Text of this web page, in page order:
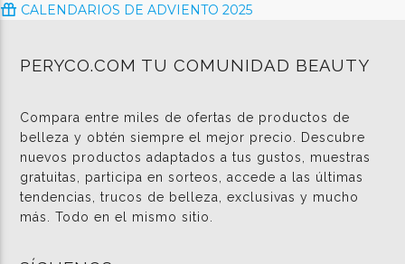
CALENDARIOS DE ADVIENTO 2025
PERYCO.COM TU COMUNIDAD BEAUTY
Compara entre miles de ofertas de productos de
belleza y obtén siempre el mejor precio. Descubre
nuevos productos adaptados a tus gustos, muestras
gratuitas, participa en sorteos, accede a las últimas
tendencias, trucos de belleza, exclusivas y mucho
más. Todo en el mismo sitio.